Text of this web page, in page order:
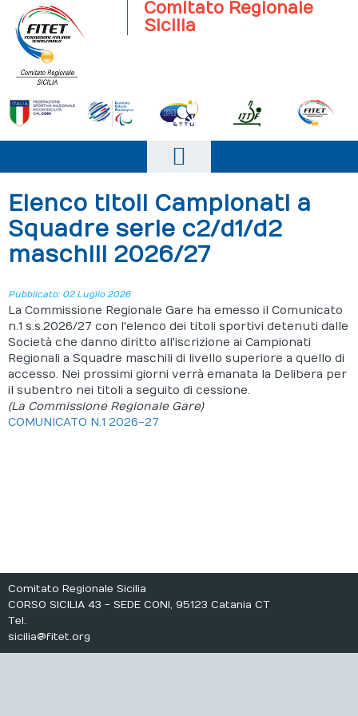
Comitato Regionale
Sicilia
Il comitato
Società Sportive
Campionati
Eventi
Calendario
Documenti
Elenco titoli Campionati a
Squadre serie c2/d1/d2
maschili 2026/27
Pubblicato: 02 Luglio 2026
La Commissione Regionale Gare ha emesso il Comunicato
n.1 s.s.2026/27 con l'elenco dei titoli sportivi detenuti dalle
Società che danno diritto all'iscrizione ai Campionati
Regionali a Squadre maschili di livello superiore a quello di
accesso. Nei prossimi giorni verrà emanata la Delibera per
il subentro nei titoli a seguito di cessione.
(La Commissione Regionale Gare)
COMUNICATO N.1 2026-27
Comitato Regionale Sicilia
CORSO SICILIA 43 - SEDE CONI, 95123 Catania CT
Tel.
sicilia@fitet.org